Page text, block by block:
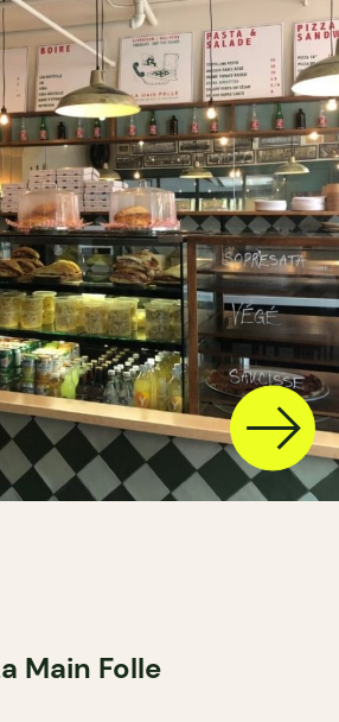
Main Folle